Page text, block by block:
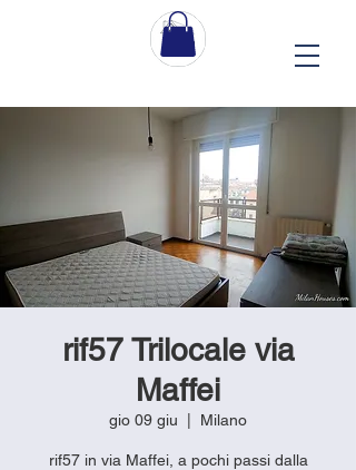
rif57 Trilocale via
Maffei
gio 09 giu Milano
rif57 in via Maffei, a pochi passi dalla